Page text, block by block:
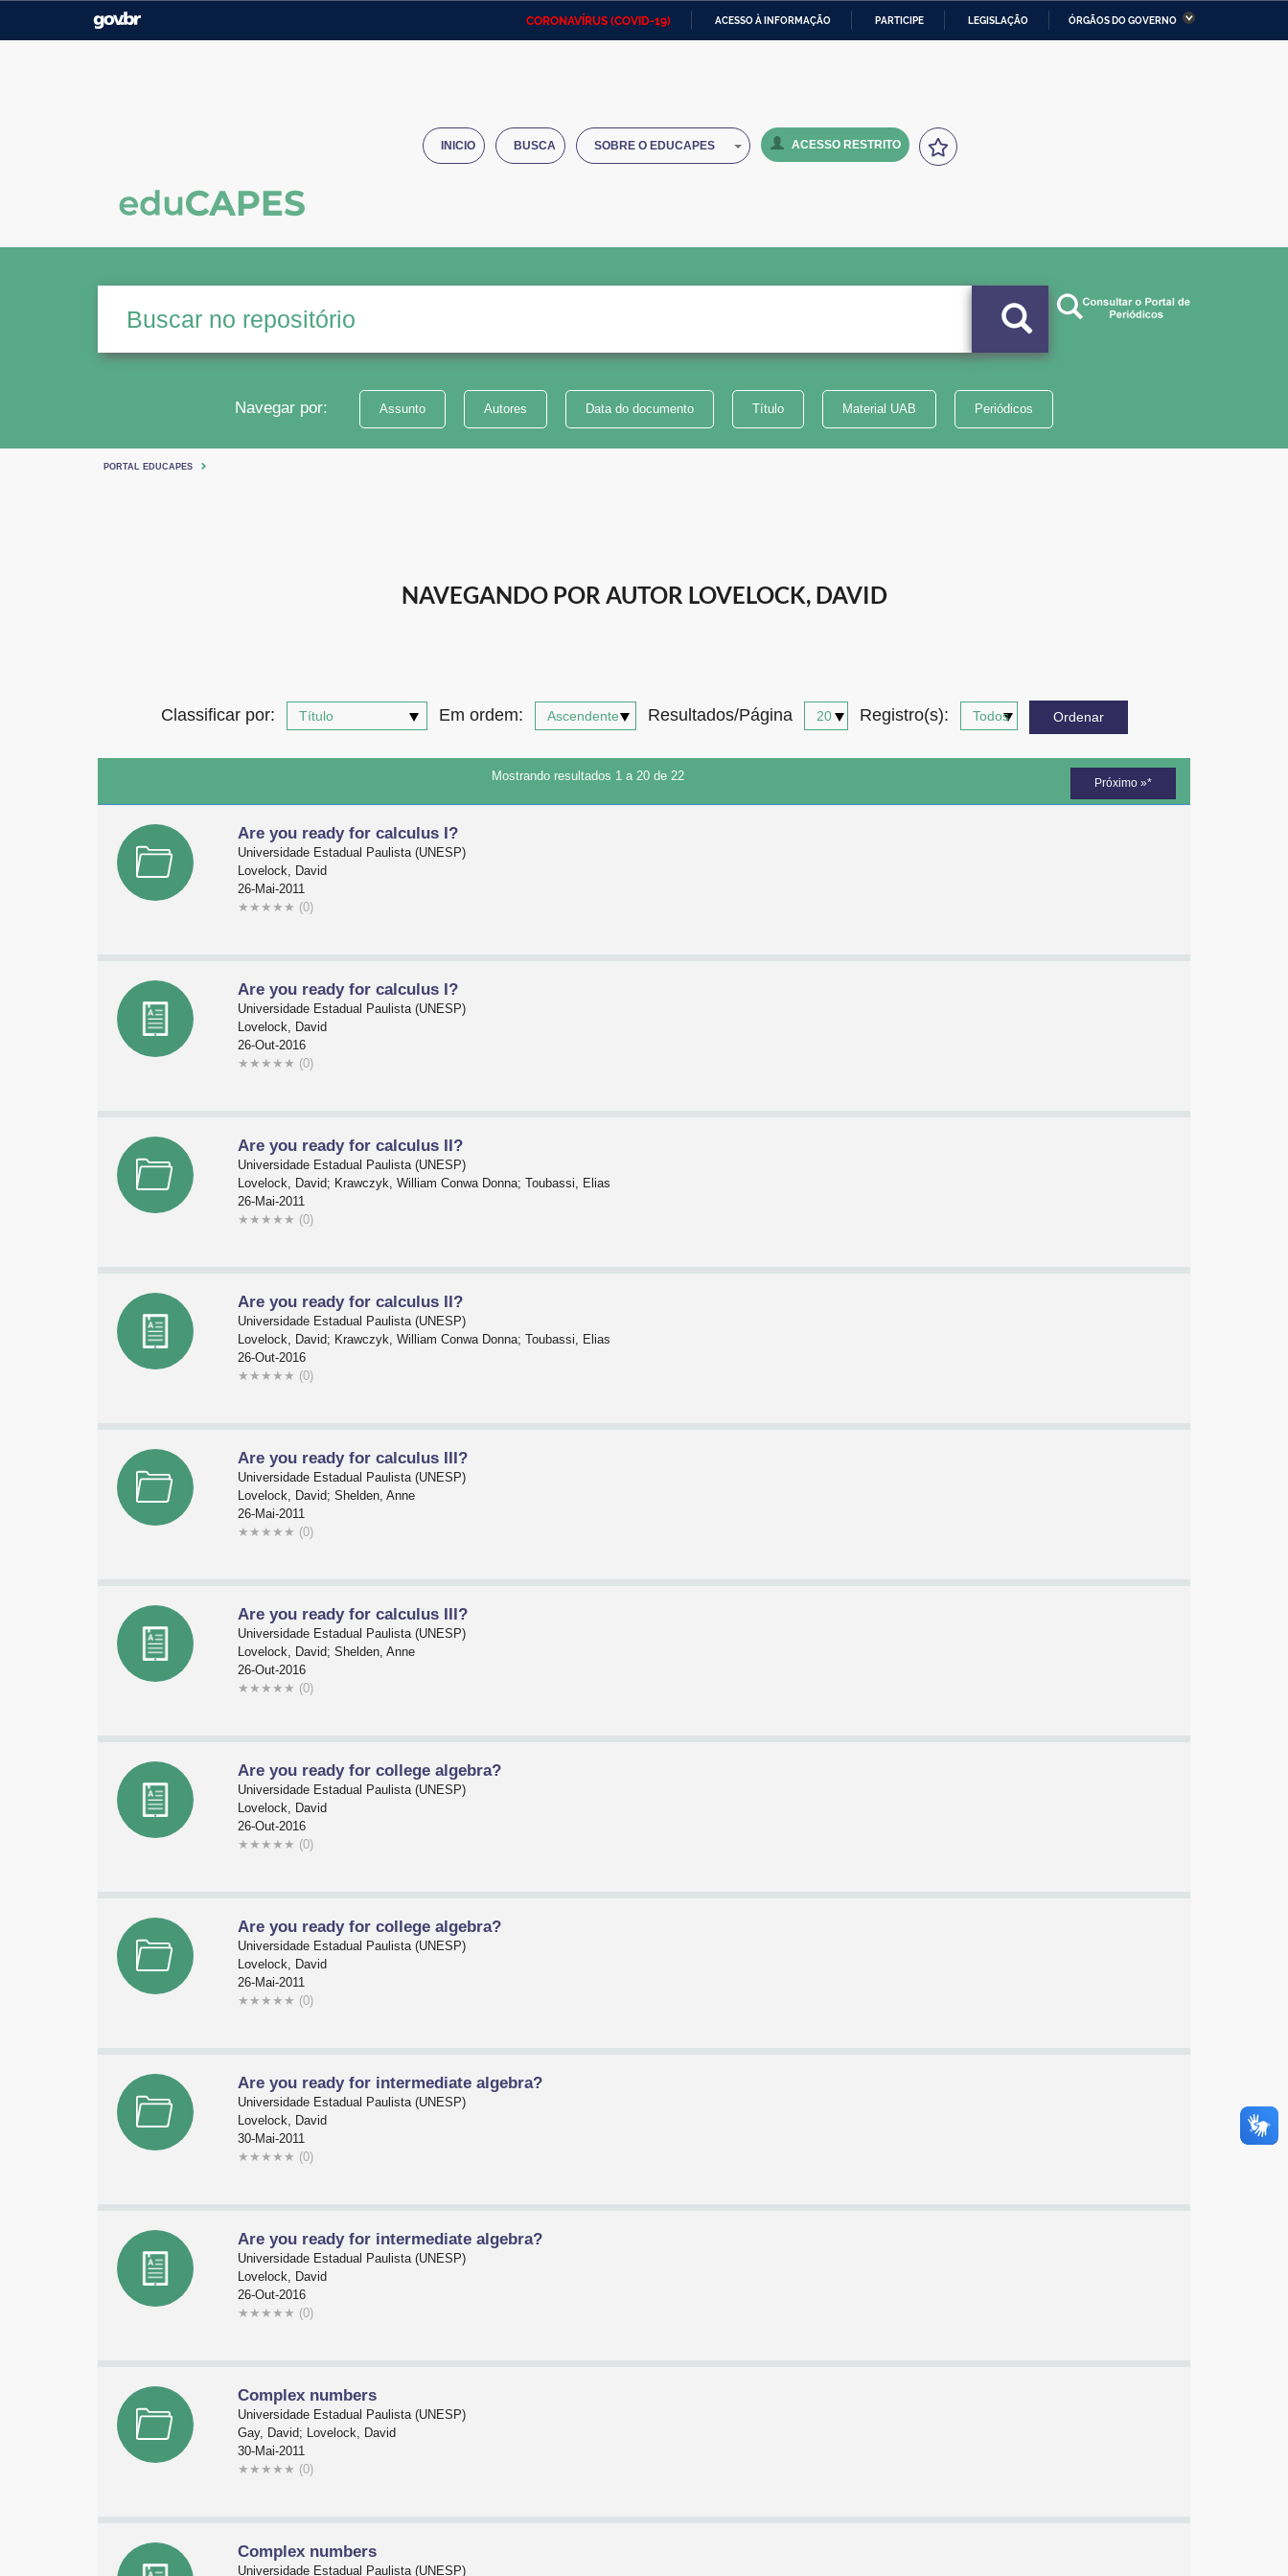
CORONAVÍRUS (COVID-19) ACESSO À INFORMAÇÃO PARTICIPE LEGISLAÇÃO ÓRGÃOS DO GOVERNO
Ministério das Relações
Ministério da Economia Ministério da Infraestrutura
Institucional
INICIO BUSCA SOBRE O EDUCAPES ACESSO RESTRITO
Navegar por: Assunto Autores Data do documento Título Material UAB Periódicos
PORTAL EDUCAPES
NAVEGANDO POR AUTOR LOVELOCK, DAVID
Classificar por: Em ordem: Resultados/Página Registro(s):
Mostrando resultados 1 a 20 de 22 Próximo »*
Are you ready for calculus I?
Universidade Estadual Paulista (UNESP)
Lovelock, David
26-Mai-2011
★ ★ ★ ★ ★ (0)
Are you ready for calculus I?
Universidade Estadual Paulista (UNESP)
Lovelock, David
26-Out-2016
★ ★ ★ ★ ★ (0)
Are you ready for calculus II?
Universidade Estadual Paulista (UNESP)
Lovelock, David; Krawczyk, William Conwa Donna; Toubassi, Elias
26-Mai-2011
★ ★ ★ ★ ★ (0)
Are you ready for calculus II?
Universidade Estadual Paulista (UNESP)
Lovelock, David; Krawczyk, William Conwa Donna; Toubassi, Elias
26-Out-2016
★ ★ ★ ★ ★ (0)
Are you ready for calculus III?
Universidade Estadual Paulista (UNESP)
Lovelock, David; Shelden, Anne
26-Mai-2011
★ ★ ★ ★ ★ (0)
Are you ready for calculus III?
Universidade Estadual Paulista (UNESP)
Lovelock, David; Shelden, Anne
26-Out-2016
★ ★ ★ ★ ★ (0)
Are you ready for college algebra?
Universidade Estadual Paulista (UNESP)
Lovelock, David
26-Out-2016
★ ★ ★ ★ ★ (0)
Are you ready for college algebra?
Universidade Estadual Paulista (UNESP)
Lovelock, David
26-Mai-2011
★ ★ ★ ★ ★ (0)
Are you ready for intermediate algebra?
Universidade Estadual Paulista (UNESP)
Lovelock, David
30-Mai-2011
★ ★ ★ ★ ★ (0)
Are you ready for intermediate algebra?
Universidade Estadual Paulista (UNESP)
Lovelock, David
26-Out-2016
★ ★ ★ ★ ★ (0)
Complex numbers
Universidade Estadual Paulista (UNESP)
Gay, David; Lovelock, David
30-Mai-2011
★ ★ ★ ★ ★ (0)
Complex numbers
Universidade Estadual Paulista (UNESP)